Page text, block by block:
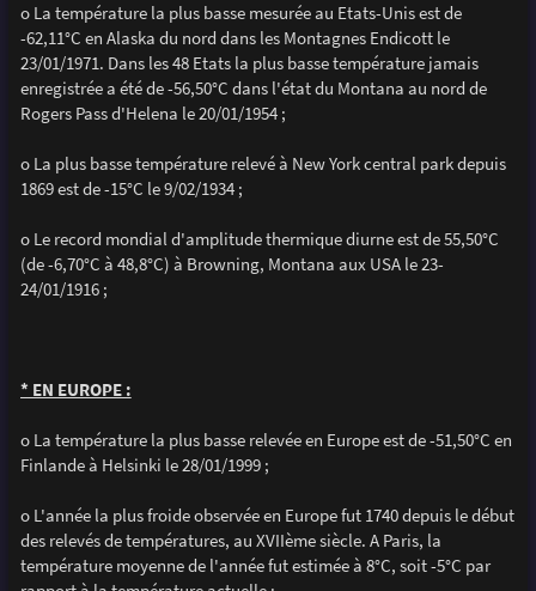
o La température la plus basse mesurée au Etats-Unis est de
-62,11°C en Alaska du nord dans les Montagnes Endicott le
23/01/1971. Dans les 48 Etats la plus basse température jamais
enregistrée a été de -56,50°C dans l'état du Montana au nord de
Rogers Pass d'Helena le 20/01/1954 ;
o La plus basse température relevé à New York central park depuis
1869 est de -15°C le 9/02/1934 ;
o Le record mondial d'amplitude thermique diurne est de 55,50°C
(de -6,70°C à 48,8°C) à Browning, Montana aux USA le 23-
24/01/1916 ;
* EN EUROPE :
o La température la plus basse relevée en Europe est de -51,50°C en
Finlande à Helsinki le 28/01/1999 ;
o L'année la plus froide observée en Europe fut 1740 depuis le début
des relevés de températures, au XVIIème siècle. A Paris, la
température moyenne de l'année fut estimée à 8°C, soit -5°C par